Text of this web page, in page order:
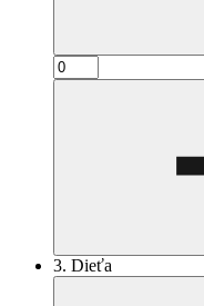
3. Dieťa